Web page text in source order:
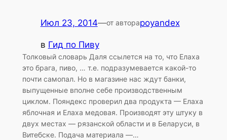
Июл 23, 2014—от автораpoyandex
в Гид по Пиву
Толковый словарь Даля ссылется на то, что Елаха
это брага, пиво, … т.е. подразумевается какой-то
почти самопал. Но в магазине нас ждут банки,
выпущенные вполне себе производственным
циклом. Пояндекс проверил два продукта — Елаха
яблочная и Елаха медовая. Производят эту штуку в
двух местах — рязанской области и в Беларуси, в
Витебске. Подача материала —…